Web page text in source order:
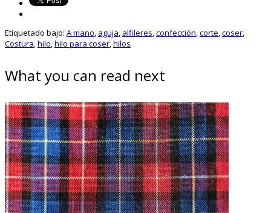
Etiquetado bajo: A mano aguja alfileres confección corte coser
Costura hilo hilo para coser hilos
What you can read next